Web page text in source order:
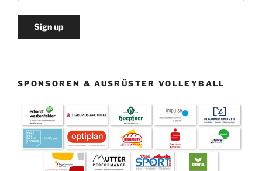
SPONSOREN & AUSRÜSTER VOLLEYBALL